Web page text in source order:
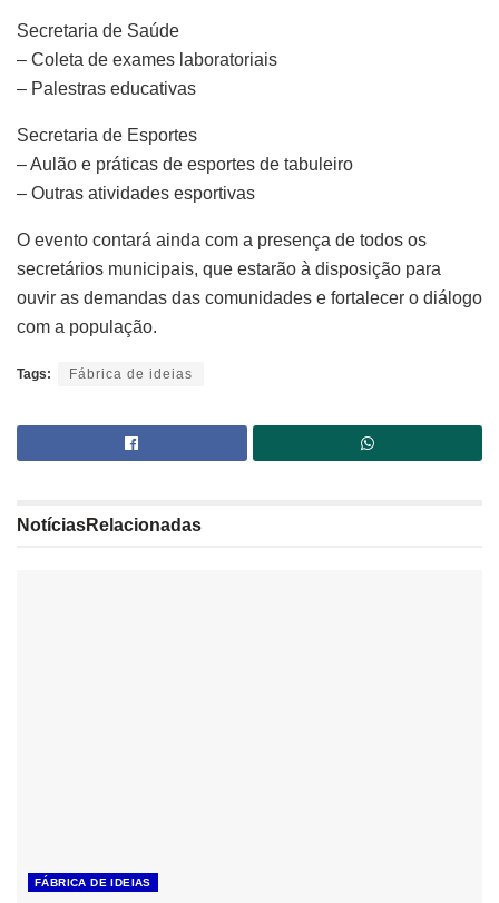
Secretaria de Saúde
– Coleta de exames laboratoriais
– Palestras educativas
Secretaria de Esportes
– Aulão e práticas de esportes de tabuleiro
– Outras atividades esportivas
O evento contará ainda com a presença de todos os
secretários municipais, que estarão à disposição para
ouvir as demandas das comunidades e fortalecer o diálogo
com a população.
Tags: Fábrica de ideias
NotíciasRelacionadas
FÁBRICA DE IDEIAS